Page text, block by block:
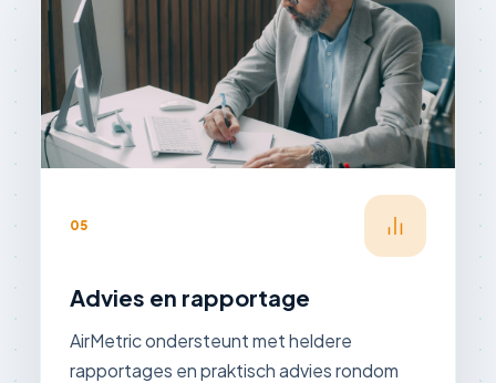
05
Advies en rapportage
AirMetric ondersteunt met heldere
rapportages en praktisch advies rondom